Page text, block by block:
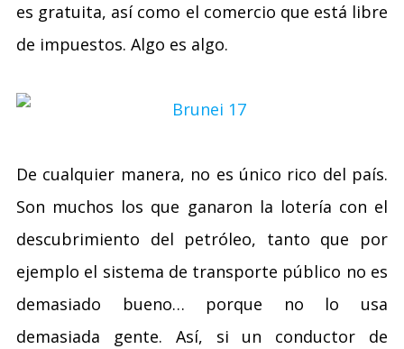
es gratuita, así como el comercio que está libre
de impuestos. Algo es algo.
De cualquier manera, no es único rico del país.
Son muchos los que ganaron la lotería con el
descubrimiento del petróleo, tanto que por
ejemplo el sistema de transporte público no es
demasiado bueno… porque no lo usa
demasiada gente. Así, si un conductor de